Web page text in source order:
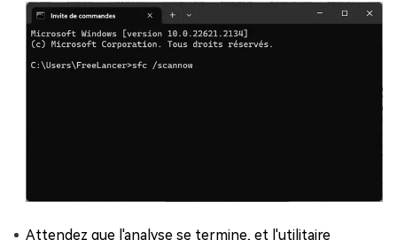
Attendez que l'analyse se termine, et l'utilitaire